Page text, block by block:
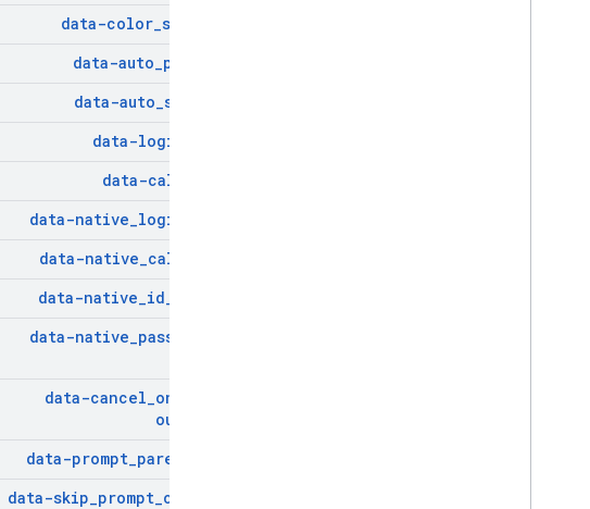
data-color_scheme
data-auto_prompt
data-auto_select
data-login
data-callback
data-native_login
data-native_callback
data-native_id_
data-native_password
data-cancel_on
outside
data-prompt_parent
data-skip_prompt_cookie